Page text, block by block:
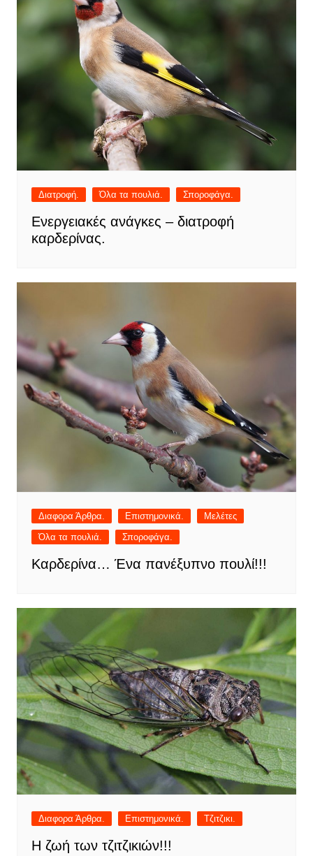
Διατροφή. Όλα τα πουλιά. Σποροφάγα.
Ενεργειακές ανάγκες – διατροφή
καρδερίνας.
Διαφορα Άρθρα. Επιστημονικά.
Μελέτες
Όλα τα πουλιά.
Σποροφάγα.
Καρδερίνα… Ένα πανέξυπνο πουλί!!!
Διαφορα Άρθρα. Επιστημονικά. Τζιτζικι.
Η ζωή των τζιτζικιών!!!